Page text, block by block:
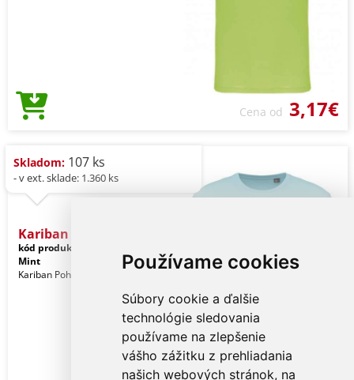
Používame cookies
Súbory cookie a ďalšie
technológie sledovania
používame na zlepšenie
vášho zážitku z prehliadania
našich webových stránok, na
Cena od 3,17€
Skladom: 107 ks
- v ext. sklade: 1.360 ks
Kariban Bio150ic Men's Ro
kód produktu:
Mint
Kariban Pohlavie: Muži